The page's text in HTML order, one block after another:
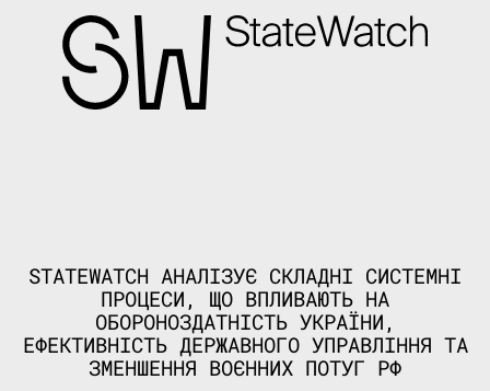
STATEWATCH АНАЛІЗУЄ СКЛАДНІ СИСТЕМНІ
ПРОЦЕСИ, ЩО ВПЛИВАЮТЬ НА
ОБОРОНОЗДАТНІСТЬ УКРАЇНИ,
ЕФЕКТИВНІСТЬ ДЕРЖАВНОГО УПРАВЛІННЯ ТА
ЗМЕНШЕННЯ ВОЄННИХ ПОТУГ РФ